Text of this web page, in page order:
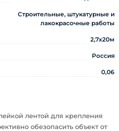
Строительные, штукатурные и
лакокрасочные работы
2,7х20м
Россия
0,06
лентой для крепления
обезопасить объект от